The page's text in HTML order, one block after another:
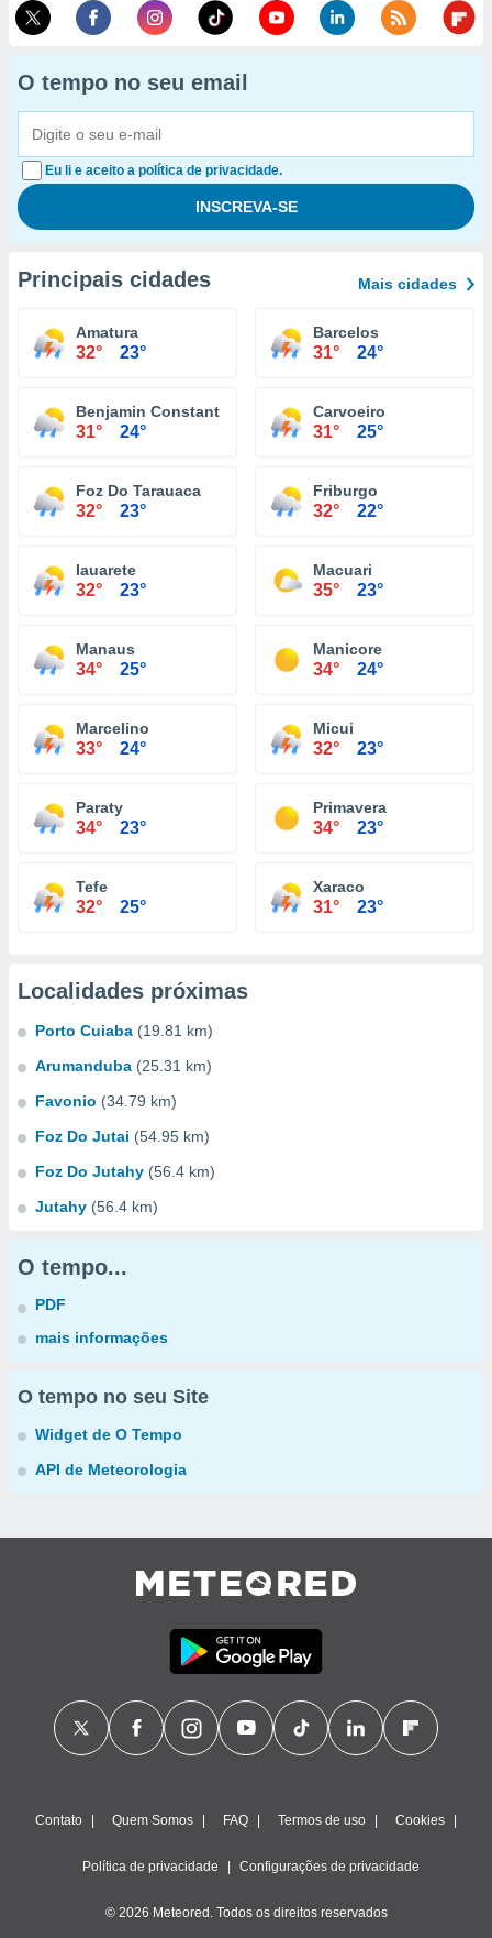
O tempo no seu email
Eu li e aceito a política de privacidade.
Principais cidades Mais cidades
Amatura
32° 23°
Barcelos
31° 24°
Benjamin Constant
31° 24°
Carvoeiro
31° 25°
Foz Do Tarauaca
32° 23°
Friburgo
32° 22°
Iauarete
32° 23°
Macuari
35° 23°
Manaus
34° 25°
Manicore
34° 24°
Marcelino
33° 24°
Micui
32° 23°
Paraty
34° 23°
Primavera
34° 23°
Tefe
32° 25°
Xaraco
31° 23°
Localidades próximas
Porto Cuiaba (19.81 km)
Arumanduba (25.31 km)
Favonio (34.79 km)
Foz Do Jutai (54.95 km)
Foz Do Jutahy (56.4 km)
Jutahy (56.4 km)
O tempo...
PDF
mais informações
O tempo no seu Site
Widget de O Tempo
API de Meteorologia
Contato Quem Somos FAQ Termos de uso Cookies
Política de privacidade Configurações de privacidade
© 2026 Meteored. Todos os direitos reservados